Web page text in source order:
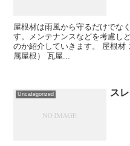
屋根材は雨風から守るだけでな
す。メンテナンスなどを考慮し
のか紹介していきます。 屋根材
属屋根） 瓦屋...
Uncategorized ス